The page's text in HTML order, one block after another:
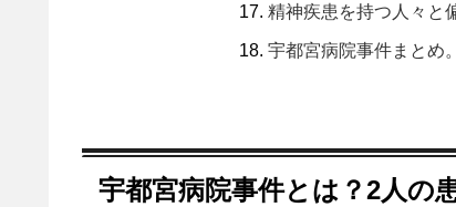
精神疾患を持つ人々と
宇都宮病院事件まとめ
宇都宮病院事件とは？2人の